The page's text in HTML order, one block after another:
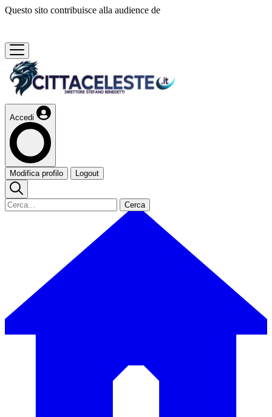
Questo sito contribuisce alla audience de
Accedi
Modifica profilo Logout
Cerca